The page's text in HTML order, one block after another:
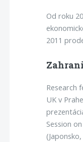
Od roku
2011
Research
UK v
Session